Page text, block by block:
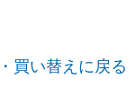
買い替えに戻る